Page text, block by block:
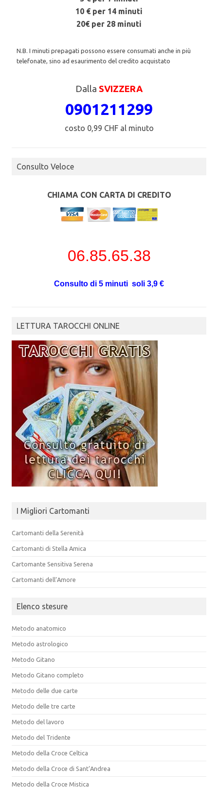
10 € per 14 minuti
20€ per 28 minuti
N.B. I minuti prepagati possono essere consumati anche in più
telefonate, sino ad esaurimento del credito acquistato
Dalla SVIZZERA
0901211299
costo 0,99 CHF al minuto
Consulto Veloce
CHIAMA CON CARTA DI CREDITO
06.85.65.38
Consulto di 5 minuti soli 3,9 €
LETTURA TAROCCHI ONLINE
I Migliori Cartomanti
Cartomanti della Serenità
Cartomanti di Stella Amica
Cartomante Sensitiva Serena
Cartomanti dell’Amore
Elenco stesure
Metodo anatomico
Metodo astrologico
Metodo Gitano
Metodo Gitano completo
Metodo delle due carte
Metodo delle tre carte
Metodo del lavoro
Metodo del Tridente
Metodo della Croce Celtica
Metodo della Croce di Sant’Andrea
Metodo della Croce Mistica